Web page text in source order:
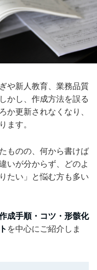
や新人教育、業務品質
かし、作成方法を誤る
か更新されなくなり、
ます。
ものの、何から書けば
いが分からず、どのよ
たい」と悩む方も多い
成手順・コツ・形骸化
を中心にご紹介しま